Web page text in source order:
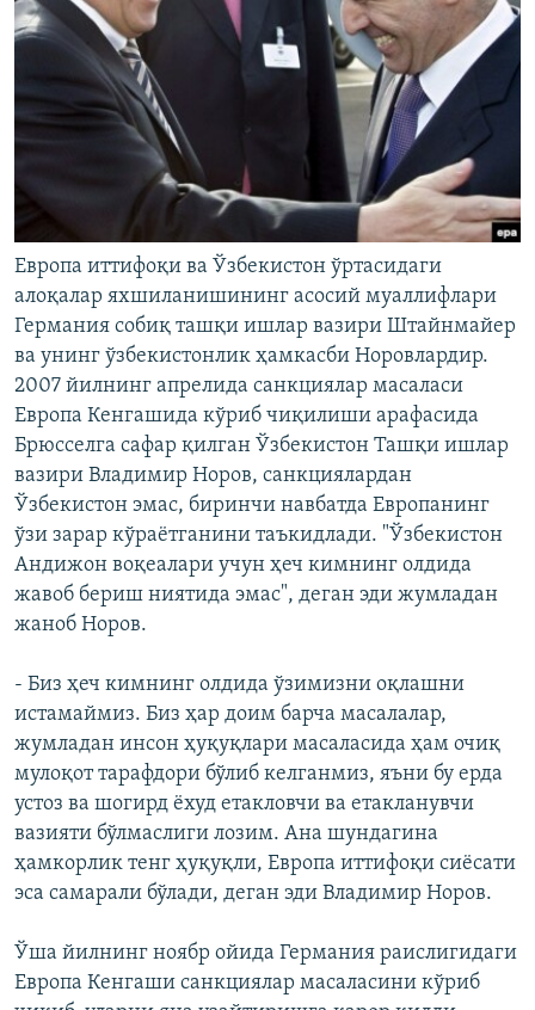
Европа иттифоқи ва Ўзбекистон ўртасидаги
алоқалар яхшиланишининг асосий муаллифлари
Германия собиқ ташқи ишлар вазири Штайнмайер
ва унинг ўзбекистонлик ҳамкасби Норовлардир.
2007 йилнинг апрелида санкциялар масаласи
Европа Кенгашида кўриб чиқилиши арафасида
Брюсселга сафар қилган Ўзбекистон Ташқи ишлар
вазири Владимир Норов, санкциялардан
Ўзбекистон эмас, биринчи навбатда Европанинг
ўзи зарар кўраётганини таъкидлади. "Ўзбекистон
Андижон воқеалари учун ҳеч кимнинг олдида
жавоб бериш ниятида эмас", деган эди жумладан
жаноб Норов.
- Биз ҳеч кимнинг олдида ўзимизни оқлашни
истамаймиз. Биз ҳар доим барча масалалар,
жумладан инсон ҳуқуқлари масаласида ҳам очиқ
мулоқот тарафдори бўлиб келганмиз, яъни бу ерда
устоз ва шогирд ёхуд етакловчи ва етакланувчи
вазияти бўлмаслиги лозим. Ана шундагина
ҳамкорлик тенг ҳуқуқли, Европа иттифоқи сиёсати
эса самарали бўлади, деган эди Владимир Норов.
Ўша йилнинг ноябр ойида Германия раислигидаги
Европа Кенгаши санкциялар масаласини кўриб